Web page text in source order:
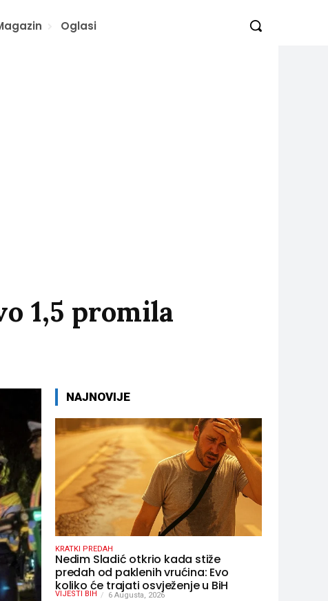
Oglasi
1,5 promila
NAJNOVIJE
KRATKI PREDAH
Nedim Sladić otkrio kada stiže
predah od paklenih vrućina: Evo
koliko će trajati osvježenje u BiH
VIJESTI BIH 6 Augusta, 2026